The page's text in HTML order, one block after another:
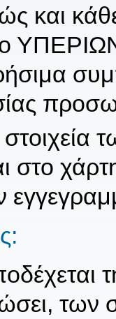
και
στο